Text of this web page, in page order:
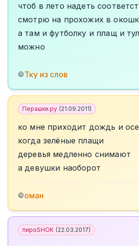
чтоб в лето надеть
смотрю на прохожих в
а там и футболку и плащ и
можно
©Тку из слов
Перашки.ру (21.09.2011)
ко мне приходит дождь и
когда зелёные плащи
деревья медленно снимают
а девушки наоборот
©оман
пироSHOK (22.03.2017)